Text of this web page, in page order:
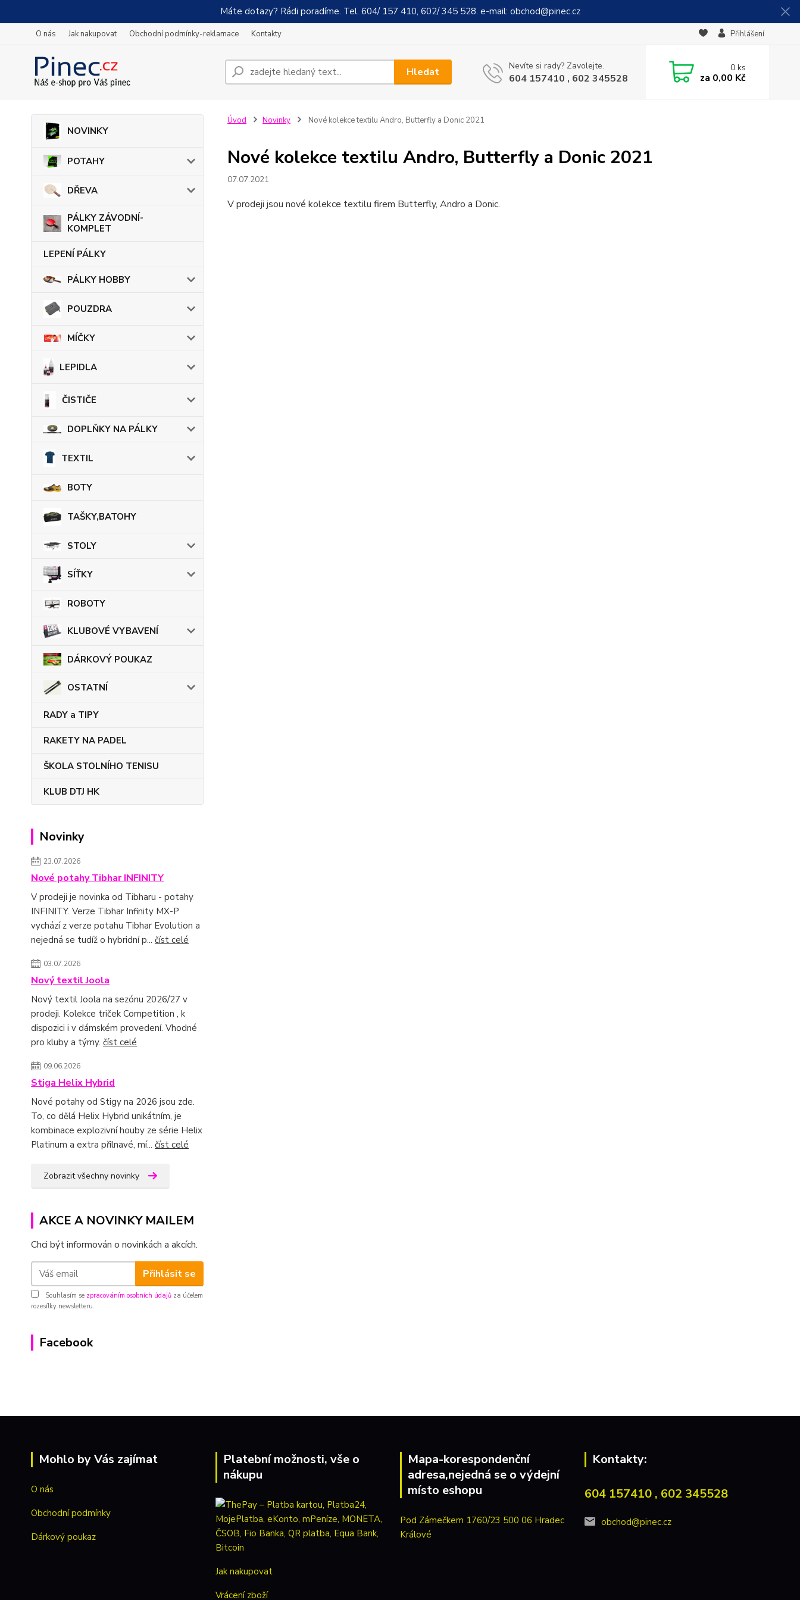
Máte dotazy? Rádi poradíme. Tel. 604/ 157 410, 602/ 345 528. e-mail: obchod@pinec.cz
O nás Jak nakupovat Obchodní podmínky-reklamace Kontakty Přihlášení
Hledat Nevíte si rady? Zavolejte.
604 157410 , 602 345528
0ks
za 0,00 Kč
NOVINKY
POTAHY
DŘEVA
PÁLKY ZÁVODNÍ-
KOMPLET
LEPENÍ PÁLKY
PÁLKY HOBBY
POUZDRA
MÍČKY
LEPIDLA
ČISTIČE
DOPLŇKY NA PÁLKY
TEXTIL
BOTY
TAŠKY,BATOHY
STOLY
SÍŤKY
ROBOTY
KLUBOVÉ VYBAVENÍ
DÁRKOVÝ POUKAZ
OSTATNÍ
RADY a TIPY
RAKETY NA PADEL
ŠKOLA STOLNÍHO TENISU
KLUB DTJ HK
Novinky
23.07.2026
Nové potahy Tibhar INFINITY
V prodeji je novinka od Tibharu - potahy
INFINITY. Verze Tibhar Infinity MX-P
vychází z verze potahu Tibhar Evolution a
nejedná se tudíž o hybridní p... číst celé
03.07.2026
Nový textil Joola
Nový textil Joola na sezónu 2026/27 v
prodeji. Kolekce triček Competition , k
dispozici i v dámském provedení. Vhodné
pro kluby a týmy. číst celé
09.06.2026
Stiga Helix Hybrid
Nové potahy od Stigy na 2026 jsou zde.
To, co dělá Helix Hybrid unikátním, je
kombinace explozivní houby ze série Helix
Platinum a extra přilnavé, mí... číst celé
Zobrazit všechny novinky
AKCE A NOVINKY MAILEM
Chci být informován o novinkách a akcích.
Přihlásit se
Souhlasím se zpracováním osobních údajů za účelem
rozesílky newsletteru.
Facebook
Úvod Novinky Nové kolekce textilu Andro, Butterfly a Donic 2021
Nové kolekce textilu Andro, Butterfly a Donic 2021
07.07.2021
V prodeji jsou nové kolekce textilu firem Butterfly, Andro a Donic.
Mohlo by Vás zajímat
O nás
Obchodní podmínky
Dárkový poukaz
Platební možnosti, vše o
nákupu
Jak nakupovat
Vrácení zboží
Mapa-korespondenční
adresa,nejedná se o výdejní
místo eshopu
Pod Zámečkem 1760/23 500 06 Hradec
Králové
Kontakty:
604 157410 , 602 345528
obchod@pinec.cz